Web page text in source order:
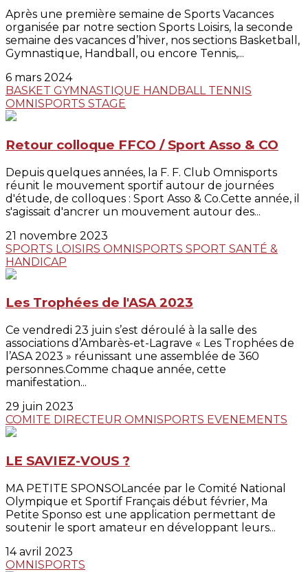
Après une première semaine de Sports Vacances
organisée par notre section Sports Loisirs, la seconde
semaine des vacances d’hiver, nos sections Basketball,
Gymnastique, Handball, ou encore Tennis,...
6 mars 2024
BASKET GYMNASTIQUE HANDBALL TENNIS
OMNISPORTS STAGE
Retour colloque FFCO / Sport Asso & CO
Depuis quelques années, la F. F. Club Omnisports
réunit le mouvement sportif autour de journées
d'étude, de colloques : Sport Asso & Co.Cette année, il
s'agissait d'ancrer un mouvement autour des...
21 novembre 2023
SPORTS LOISIRS OMNISPORTS SPORT SANTÉ &
HANDICAP
Les Trophées de l'ASA 2023
Ce vendredi 23 juin s’est déroulé à la salle des
associations d’Ambarès-et-Lagrave « Les Trophées de
l’ASA 2023 » réunissant une assemblée de 360
personnes.Comme chaque année, cette
manifestation...
29 juin 2023
COMITE DIRECTEUR OMNISPORTS EVENEMENTS
LE SAVIEZ-VOUS ?
MA PETITE SPONSOLancée par le Comité National
Olympique et Sportif Français début février, Ma
Petite Sponso est une application permettant de
soutenir le sport amateur en développant leurs...
14 avril 2023
OMNISPORTS